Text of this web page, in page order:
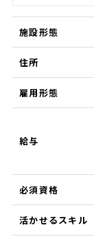
施設形態
住所
雇用形態
給与
必須資格
活かせるスキル